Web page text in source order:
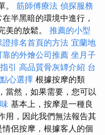
。 筋師傅療法 偵探服務
半黑暗的環境中進行，
美的放鬆。 推薦的小型
證排名首頁的方法 宜蘭地
靠的外燴公司推薦 坐月子
引 高品質骨灰罈介紹 台
心選擇 根據按摩的類
當然，如果需要，您可以
基本上，按摩是一種良
用，因此我們無法報告其
情侶按摩，根據客人的個